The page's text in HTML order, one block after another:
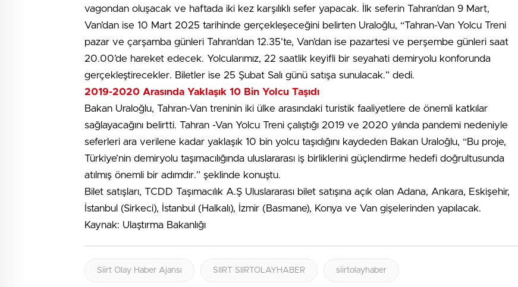
vagondan oluşacak ve haftada iki kez karşılıklı sefer yapacak. İlk seferin Tahran’dan 9 Mart,
Van’dan ise 10 Mart 2025 tarihinde gerçekleşeceğini belirten Uraloğlu, “Tahran-Van Yolcu Treni
pazar ve çarşamba günleri Tahran’dan 12.35’te, Van’dan ise pazartesi ve perşembe günleri saat
20.00’de hareket edecek. Yolcularımız, 22 saatlik keyifli bir seyahati demiryolu konforunda
gerçekleştirecekler. Biletler ise 25 Şubat Salı günü satışa sunulacak.” dedi.
2019-2020 Arasında Yaklaşık 10 Bin Yolcu Taşıdı
Bakan Uraloğlu, Tahran-Van treninin iki ülke arasındaki turistik faaliyetlere de önemli katkılar
sağlayacağını belirtti. Tahran -Van Yolcu Treni çalıştığı 2019 ve 2020 yılında pandemi nedeniyle
seferleri ara verilene kadar yaklaşık 10 bin yolcu taşıdığını kaydeden Bakan Uraloğlu, “Bu proje,
Türkiye’nin demiryolu taşımacılığında uluslararası iş birliklerini güçlendirme hedefi doğrultusunda
atılmış önemli bir adımdır.” şeklinde konuştu.
Bilet satışları, TCDD Taşımacılık A.Ş Uluslararası bilet satışına açık olan Adana, Ankara, Eskişehir,
İstanbul (Sirkeci), İstanbul (Halkalı), İzmir (Basmane), Konya ve Van gişelerinden yapılacak.
Kaynak: Ulaştırma Bakanlığı
Siirt Olay Haber Ajansı SIIRT SIIRTOLAYHABER siirtolayhaber